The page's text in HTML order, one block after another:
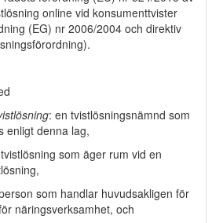
online vid konsumenttvister
(EG) nr 2006/2004 och direktiv
: en tvistlösningsnämnd som
enligt denna lag,
som äger rum vid en
som handlar huvudsakligen för
näringsverksamhet, och